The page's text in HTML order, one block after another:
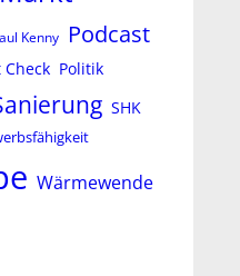
Kenny Podcast
Check Politik
SHK
Wärmewende